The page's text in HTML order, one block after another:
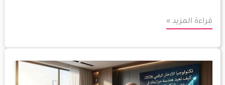
قراءة المزيد »
تكنولوجيا
الادخار